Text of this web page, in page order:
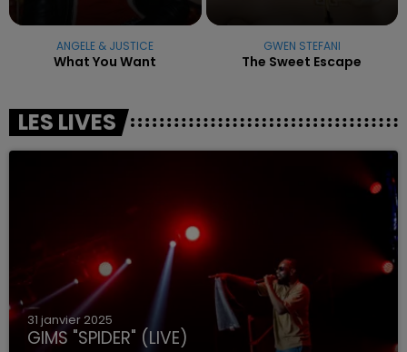
ANGELE & JUSTICE
What You Want
GWEN STEFANI
The Sweet Escape
LES LIVES
31 janvier 2025
GIMS "SPIDER" (LIVE)